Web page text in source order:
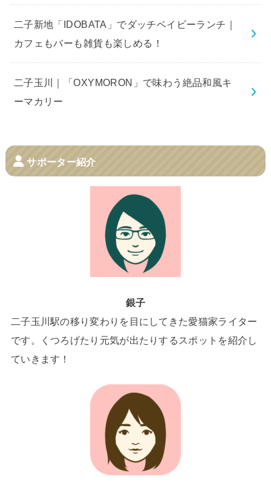
二子新地「IDOBATA」でダッチベイビーランチ｜
カフェもバーも雑貨も楽しめる！
二子玉川｜「OXYMORON」で味わう絶品和風キ
ーマカリー
サポーター紹介
銀子
二子玉川駅の移り変わりを目にしてきた愛猫家ライター
です。くつろげたり元気が出たりするスポットを紹介し
ていきます！